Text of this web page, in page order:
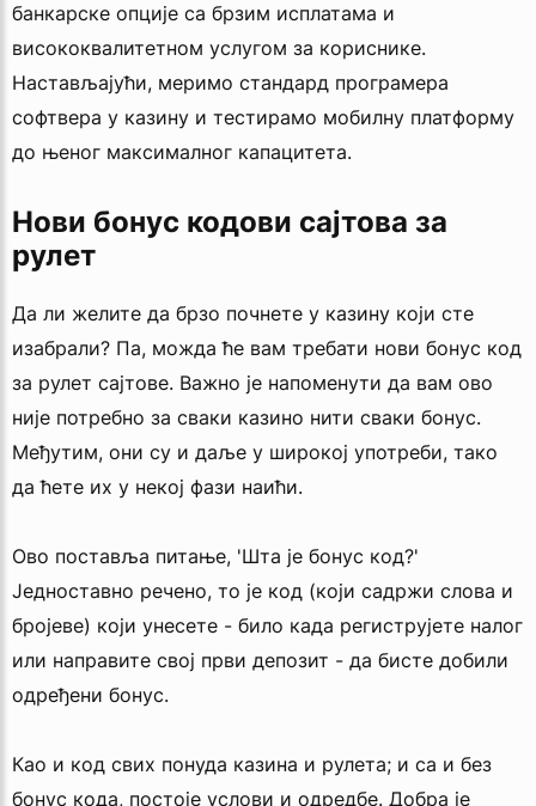
банкарске опције са брзим исплатама и
висококвалитетном услугом за кориснике.
Настављајући, меримо стандард програмера
софтвера у казину и тестирамо мобилну платформу
до њеног максималног капацитета.
Нови бонус кодови сајтова за
рулет
Да ли желите да брзо почнете у казину који сте
изабрали? Па, можда ће вам требати нови бонус код
за рулет сајтове. Важно је напоменути да вам ово
није потребно за сваки казино нити сваки бонус.
Међутим, они су и даље у широкој употреби, тако
да ћете их у некој фази наићи.
Ово поставља питање, 'Шта је бонус код?'
Једноставно речено, то је код (који садржи слова и
бројеве) који унесете - било када региструјете налог
или направите свој први депозит - да бисте добили
одређени бонус.
Као и код свих понуда казина и рулета; и са и без
бонус кода, постоје услови и одредбе. Добра је